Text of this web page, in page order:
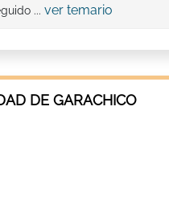
... ver temario
DE GARACHICO